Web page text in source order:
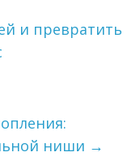
и превратить
ниши →